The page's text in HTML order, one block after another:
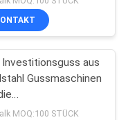
aus
Gussmaschinen
MOQ:100 STÜCK